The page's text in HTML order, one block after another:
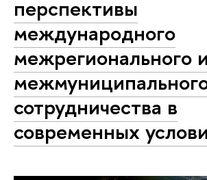
перспективы
международного
межрегионального и
сотрудничества в
современных